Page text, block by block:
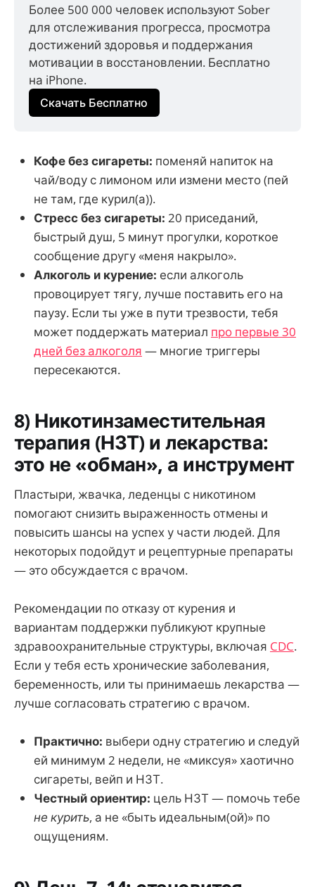
Более 500 000 человек используют Sober
для отслеживания прогресса, просмотра
достижений здоровья и поддержания
мотивации в восстановлении. Бесплатно
на iPhone.
Скачать Бесплатно
Кофе без сигареты: поменяй напиток на
чай/воду с лимоном или измени место (пей
не там, где курил(а)).
Стресс без сигареты: 20 приседаний,
быстрый душ, 5 минут прогулки, короткое
сообщение другу «меня накрыло».
Алкоголь и курение: если алкоголь
провоцирует тягу, лучше поставить его на
паузу. Если ты уже в пути трезвости, тебя
может поддержать материал про первые 30
дней без алкоголя — многие триггеры
пересекаются.
8) Никотинзаместительная
терапия (НЗТ) и лекарства:
это не «обман», а инструмент
Пластыри, жвачка, леденцы с никотином
помогают снизить выраженность отмены и
повысить шансы на успех у части людей. Для
некоторых подойдут и рецептурные препараты
— это обсуждается с врачом.
Рекомендации по отказу от курения и
вариантам поддержки публикуют крупные
здравоохранительные структуры, включая CDC.
Если у тебя есть хронические заболевания,
беременность, или ты принимаешь лекарства —
лучше согласовать стратегию с врачом.
Практично: выбери одну стратегию и следуй
ей минимум 2 недели, не «миксуя» хаотично
сигареты, вейп и НЗТ.
Честный ориентир: цель НЗТ — помочь тебе
не курить, а не «быть идеальным(ой)» по
ощущениям.